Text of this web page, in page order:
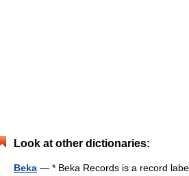
Look at other dictionaries:
Beka — * Beka Records is a record